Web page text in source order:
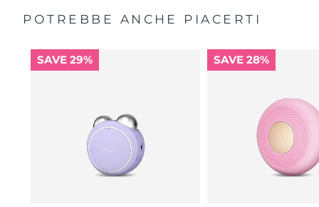
POTREBBE ANCHE PIACERTI
SAVE 29% SAVE 28%